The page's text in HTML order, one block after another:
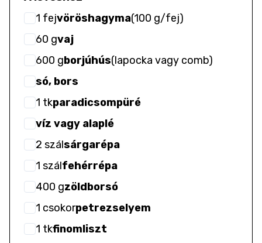
1 fejvöröshagyma(100 g/fej)
60 gvaj
600 gborjúhús(lapocka vagy comb)
só, bors
1 tkparadicsompüré
víz vagy alaplé
2 szálsárgarépa
1 szálfehérrépa
400 gzöldborsó
1 csokorpetrezselyem
1 tkfinomliszt